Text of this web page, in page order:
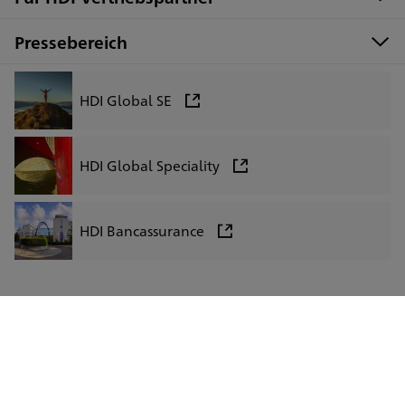
Pressebereich
HDI Global SE
HDI Global Speciality
HDI Bancassurance